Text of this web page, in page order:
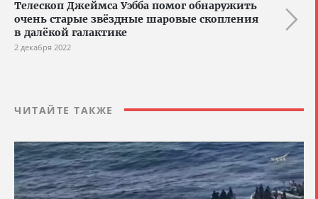
Телескоп Джеймса Уэбба помог обнаружить
очень старые звёздные шаровые скопления
в далёкой галактике
2 декабря 2022
ЧИТАЙТЕ ТАКЖЕ